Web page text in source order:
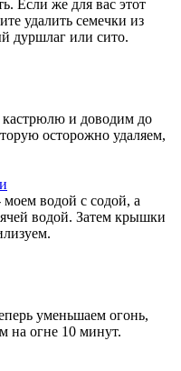
Если же для вас этот
удалить семечки из
дуршлаг или сито.
и доводим до
осторожно удаляем,
водой с содой, а
водой. Затем крышки
уменьшаем огонь,
на огне 10 минут.